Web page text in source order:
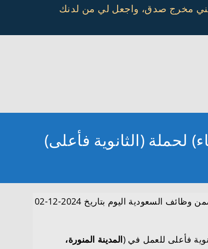
مخرج صدق، واجعل لي من لدنك
(الثانوية فأعلى)
ضمن وظائف السعودية اليوم بتاريخ 2024-12-02
فأعلى للعمل في (المدينة المنورة،